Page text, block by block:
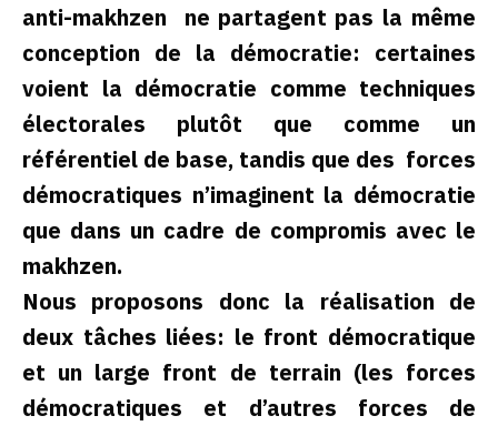
anti-makhzen ne partagent pas la même
conception de la démocratie: certaines
voient la démocratie comme techniques
électorales plutôt que comme un
référentiel de base, tandis que des forces
démocratiques n’imaginent la démocratie
que dans un cadre de compromis avec le
makhzen.
Nous proposons donc la réalisation de
deux tâches liées: le front démocratique
et un large front de terrain (les forces
démocratiques et d’autres forces de